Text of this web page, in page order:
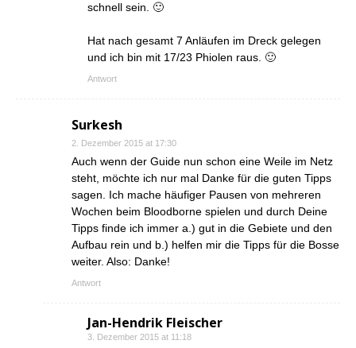
schnell sein. 🙂
Hat nach gesamt 7 Anläufen im Dreck gelegen
und ich bin mit 17/23 Phiolen raus. 🙂
Antwort
Surkesh
2. Dezember 2015 at 17:30
Auch wenn der Guide nun schon eine Weile im Netz
steht, möchte ich nur mal Danke für die guten Tipps
sagen. Ich mache häufiger Pausen von mehreren
Wochen beim Bloodborne spielen und durch Deine
Tipps finde ich immer a.) gut in die Gebiete und den
Aufbau rein und b.) helfen mir die Tipps für die Bosse
weiter. Also: Danke!
Antwort
Jan-Hendrik Fleischer
3. Dezember 2015 at 11:18